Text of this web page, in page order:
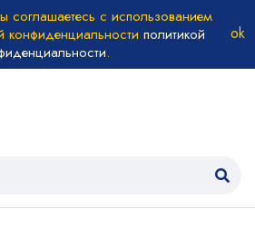
соглашаетесь с использованием
конфиденциальности политикой
.